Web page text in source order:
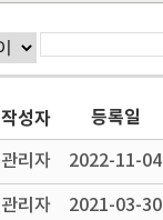
작성자 등록일
관리자 2022-11-04
관리자 2021-03-30